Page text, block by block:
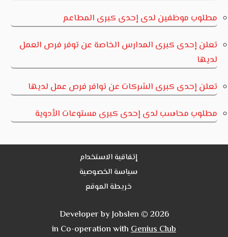
مطلوب موظفين لدى إحدى كبرى المطاعم
تعلن إحدى كبرى المدارس الخاصة عن توفر فرص العمل
لديها
تعلن إحدى كبرى الشركات عن توافر فرص عمل لديها
مطلوب محاسب لدى إحدى كبرى مستوعات الأدوية
إتفاقية الاستخدام
سياسة الخصوصية
خريطة الموقع
Developer by Jobslen © 2026
in Co-operation withGenius Club